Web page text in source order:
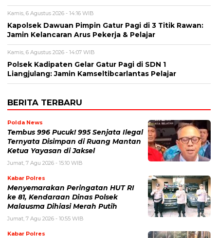
Kamis, 6 Agustus 2026 - 14:16 WIB
Kapolsek Dawuan Pimpin Gatur Pagi di 3 Titik Rawan:
Jamin Kelancaran Arus Pekerja & Pelajar
Kamis, 6 Agustus 2026 - 14:07 WIB
Polsek Kadipaten Gelar Gatur Pagi di SDN 1
Liangjulang: Jamin Kamseltibcarlantas Pelajar
BERITA TERBARU
Polda News
Tembus 996 Pucuk! 995 Senjata Ilegal
Ternyata Disimpan di Ruang Mantan
Ketua Yayasan di Jaksel
Jumat, 7 Agu 2026 - 15:10 WIB
Kabar Polres
Menyemarakan Peringatan HUT RI
ke 81, Kendaraan Dinas Polsek
Malausma Dihiasi Merah Putih
Jumat, 7 Agu 2026 - 10:55 WIB
Kabar Polres